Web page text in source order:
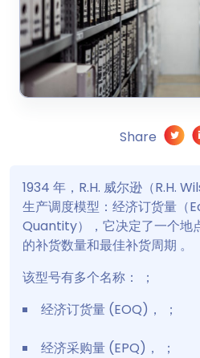
Share
1934 年，R.H. 威尔逊（R.H.
生产调度模型：经济订货量
Quantity），它决定了一个地
的补货数量和最佳补货周期 。
该型号有多个名称： ；
经济订货量 (EOQ)， ；
经济采购量 (EPQ)， ；